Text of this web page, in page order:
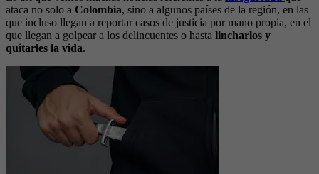
ataca no solo a Colombia, sino a algunos países de la región, en las
que incluso llegan a reportar casos de justicia por mano propia, en el
que llegan a golpear a los delincuentes o hasta lincharlos y
quitarles la vida.